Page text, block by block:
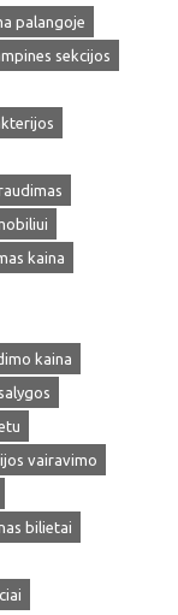
palangoje
sekcijos
kaina
kaina
vairavimo
bilietai